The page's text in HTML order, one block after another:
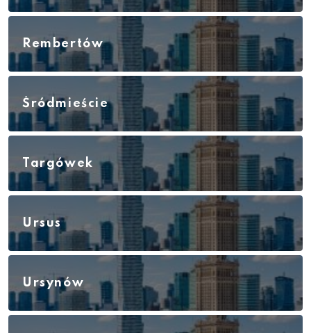
Rembertów
Śródmieście
Targówek
Ursus
Ursynów